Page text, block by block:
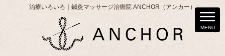
治療いろいろ｜鍼灸マッサージ治療院 ANCHOR（アンカー）